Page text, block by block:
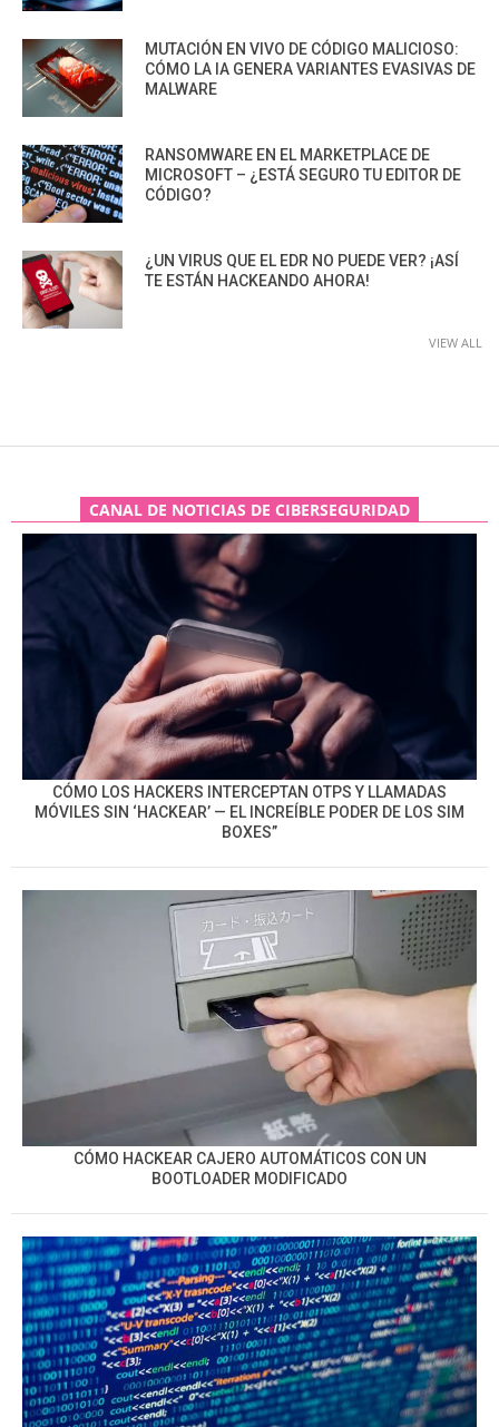
MUTACIÓN EN VIVO DE CÓDIGO MALICIOSO:
CÓMO LA IA GENERA VARIANTES EVASIVAS DE
MALWARE
RANSOMWARE EN EL MARKETPLACE DE
MICROSOFT – ¿ESTÁ SEGURO TU EDITOR DE
CÓDIGO?
¿UN VIRUS QUE EL EDR NO PUEDE VER? ¡ASÍ
TE ESTÁN HACKEANDO AHORA!
VIEW ALL
CANAL DE NOTICIAS DE CIBERSEGURIDAD
CÓMO LOS HACKERS INTERCEPTAN OTPS Y LLAMADAS
MÓVILES SIN ‘HACKEAR’ — EL INCREÍBLE PODER DE LOS SIM
BOXES”
CÓMO HACKEAR CAJERO AUTOMÁTICOS CON UN
BOOTLOADER MODIFICADO